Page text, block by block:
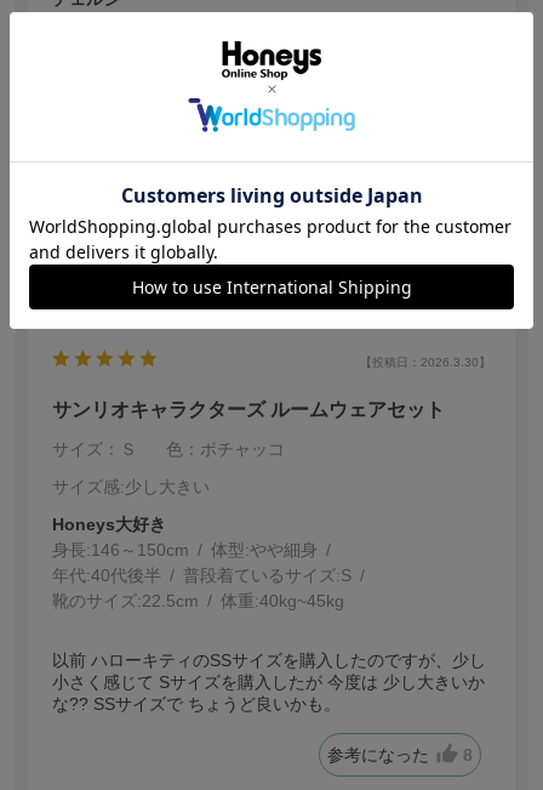
靴のサイズ:
娘用に購入しました
大満足のようでした
【投稿日：2026.3.30】
サンリオキャラクターズ ルームウェアセット
サイズ：Ｓ
色：ポチャッコ
サイズ感:少し大きい
Honeys大好き
身長:146～150cm 体型:細身
年代:40代後半 普段着ているサイズ:S
靴のサイズ:22.5cm 体重:40kg~45kg
以前 ハローキティのSSサイズを購入したのですが、少し
小さく感じて Sサイズを購入したが 今度は 少し大きいか
な?? SSサイズで ちょうど良いかも。
参考になった 8